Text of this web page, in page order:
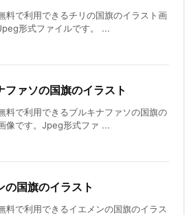
料で利用できるチリの国旗のイラスト画
形式ファイルです。 ...
ファソの国旗のイラスト
料で利用できるブルキナファソの国旗の
像です。Jpeg形式ファ ...
の国旗のイラスト
料で利用できるイエメンの国旗のイラス